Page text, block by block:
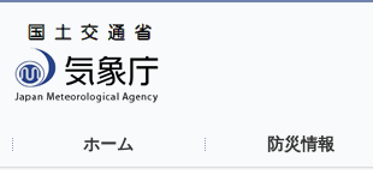
ホーム 防災情報